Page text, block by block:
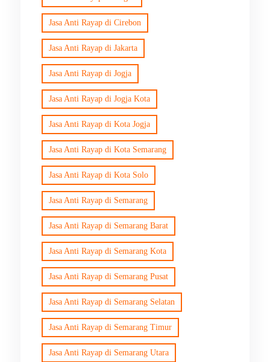
Jasa Anti Rayap di Cirebon
Jasa Anti Rayap di Jakarta
Jasa Anti Rayap di Jogja
Jasa Anti Rayap di Jogja Kota
Jasa Anti Rayap di Kota Jogja
Jasa Anti Rayap di Kota Semarang
Jasa Anti Rayap di Kota Solo
Jasa Anti Rayap di Semarang
Jasa Anti Rayap di Semarang Barat
Jasa Anti Rayap di Semarang Kota
Jasa Anti Rayap di Semarang Pusat
Jasa Anti Rayap di Semarang Selatan
Jasa Anti Rayap di Semarang Timur
Jasa Anti Rayap di Semarang Utara